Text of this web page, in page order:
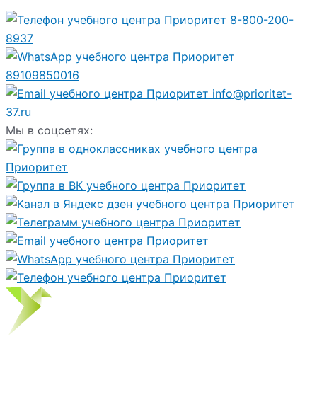
8-800-200-
8937
89109850016
info@prioritet-
37.ru
Мы в соцсетях: